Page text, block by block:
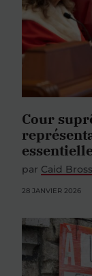
Cour
par Caid
28 JANVIER 2026